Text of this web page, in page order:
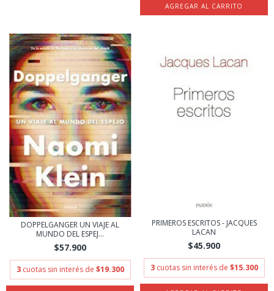
DOPPELGANGER UN VIAJE AL
MUNDO DEL ESPEJ...
$57.900
3 cuotas sin interés de $19.300
PRIMEROS ESCRITOS - JACQUES
LACAN
$45.900
3 cuotas sin interés de $15.300